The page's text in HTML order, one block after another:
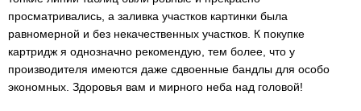
просматривались, а заливка участков картинки была
равномерной и без некачественных участков. К покупке
картридж я однозначно рекомендую, тем более, что у
производителя имеются даже сдвоенные бандлы для особо
экономных. Здоровья вам и мирного неба над головой!